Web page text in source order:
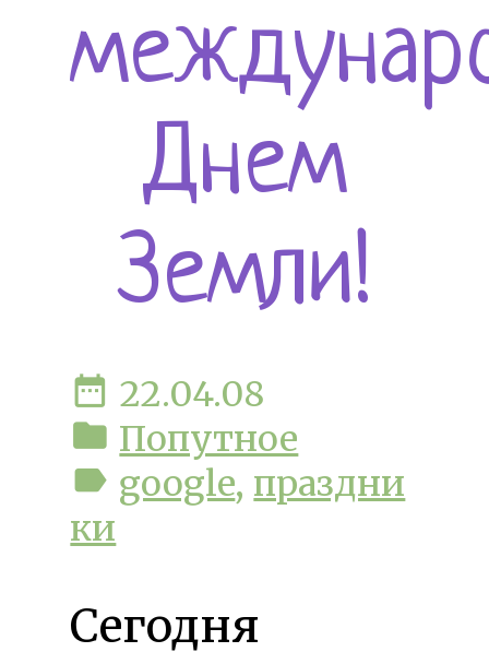
Днем
Земли!
date_range 22.04.08
folder Попутное
label google, праздни
ки
Сегодня